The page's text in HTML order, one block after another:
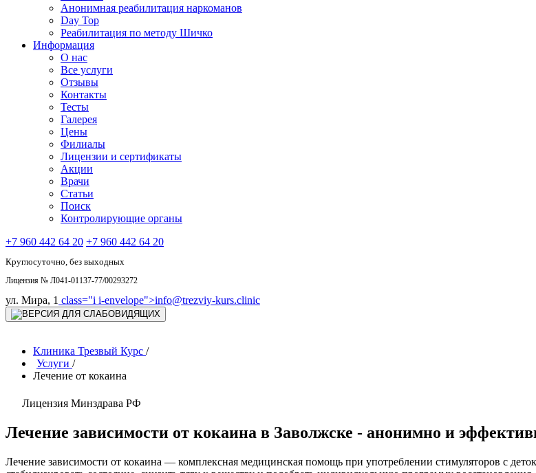
Анонимная реабилитация наркоманов
Day Top
Реабилитация по методу Шичко
Информация
О нас
Все услуги
Отзывы
Контакты
Тесты
Галерея
Цены
Филиалы
Лицензии и сертификаты
Акции
Врачи
Статьи
Поиск
Контролирующие органы
+7 960 442 64 20 +7 960 442 64 20
Круглосуточно, без выходных
Лицензия № Л041-01137-77/00293272
ул. Мира, 1 class="i i-envelope">info@trezviy-kurs.clinic
Клиника Трезвый Курс /
Услуги /
Лечение от кокаина
Лицензия Минздрава РФ
Лечение зависимости от кокаина в Заволжске - анонимно и
Лечение зависимости от кокаина — комплексная медицинская помощь при употреблении стимуляторов с